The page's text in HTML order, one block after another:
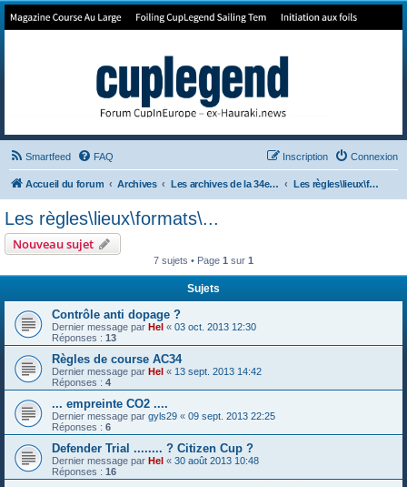
Forum de Cup In Europe
Smartfeed FAQ Connexion
Inscription
Accueil du forum Archives Les archives de la 34e America's Cup Les règles\lieux\formats\...
Les règles\lieux\formats\...
Nouveau sujet
7 sujets • Page 1 sur 1
Sujets
Contrôle anti dopage ?
Dernier message par Hel « 03 oct. 2013 12:30
Réponses : 13
Règles de course AC34
Dernier message par Hel « 13 sept. 2013 14:42
Réponses : 4
... empreinte CO2 ....
Dernier message par gyls29 « 09 sept. 2013 22:25
Réponses : 6
Defender Trial ........ ? Citizen Cup ?
Dernier message par Hel « 30 août 2013 10:48
Réponses : 16